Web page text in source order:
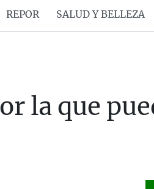
REPOR SALUD Y BELLEZA
la que